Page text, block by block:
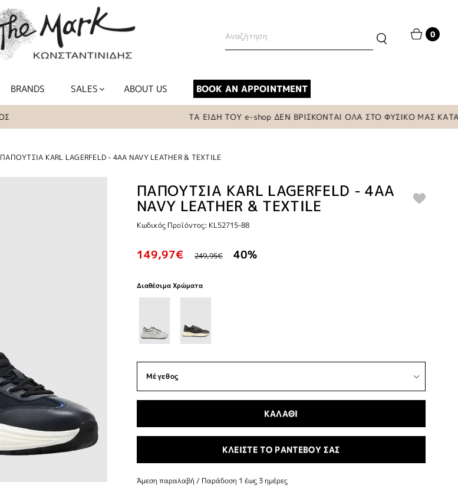
0
BRANDS SALES ABOUT US BOOK AN APPOINTMENT
ΤΑ ΕΙΔΗ ΤΟΥ e-shop ΔΕΝ ΒΡΙΣΚΟΝΤΑΙ ΟΛΑ ΣΤΟ ΦΥΣΙΚΟ ΜΑΣ
ΠΑΠΟΥΤΣΙΑ KARL LAGERFELD - 4AA NAVY LEATHER & TEXTILE
ΠΑΠΟΥΤΣΙΑ KARL LAGERFELD - 4AA
NAVY LEATHER & TEXTILE
Κωδικός Προϊόντος: KL52715-88
149,97€ 249,95€ 40%
Διαθέσιμα Χρώματα
ΚΑΛΑΘΙ
ΚΛΕΙΣΤΕ ΤΟ ΡΑΝΤΕΒΟΥ ΣΑΣ
Άμεση παραλαβή / Παράδoση 1 έως 3 ημέρες